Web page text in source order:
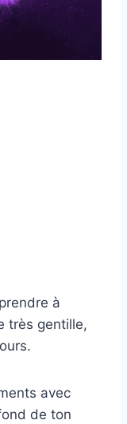
à
très gentille,
avec
de ton